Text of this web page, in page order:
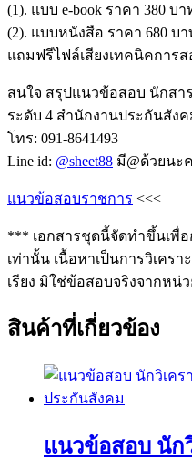
(1). แบบ e-book ราคา 380 บ
(2). แบบหนังสือ ราคา 680 บ
แถมฟรีไฟล์เสียงเทคนิคการ
สนใจ สรุปแนวข้อสอบ นักสา
ระดับ 4 สำนักงานประกันสัง
โทร: 091-8641493
Line id: @sheet88 มี@ด้วยนะ
แนวข้อสอบราชการ <<<
*** เอกสารชุดนี้จัดทำขึ้นเพื่
เท่านั้น เนื้อหาเป็นการวิเคร
เรียง มิใช่ข้อสอบจริงจากหน่
สินค้าที่เกี่ยวข้อง
แนวข้อสอบ นัก